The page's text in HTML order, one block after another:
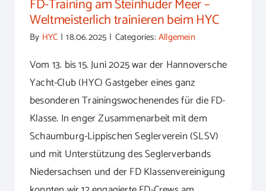
FD-Training am Steinhuder Meer –
Weltmeisterlich trainieren beim HYC
By HYC | 18.06.2025 | Categories:Allgemein
Vom 13. bis 15. Juni 2025 war der Hannoversche
Yacht-Club (HYC) Gastgeber eines ganz
besonderen Trainingswochenendes für die FD-
Klasse. In enger Zusammenarbeit mit dem
Schaumburg-Lippischen Seglerverein (SLSV)
und mit Unterstützung des Seglerverbands
Niedersachsen und der FD Klassenvereinigung